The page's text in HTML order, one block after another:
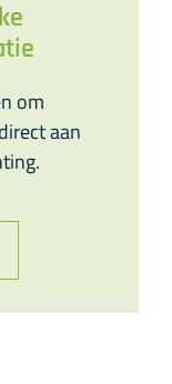
om
aan